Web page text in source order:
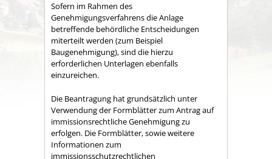
Sofern im Rahmen des
Genehmigungsverfahrens die Anlage
betreffende behördliche Entscheidungen
miterteilt werden (zum Beispiel
Baugenehmigung), sind die hierzu
erforderlichen Unterlagen ebenfalls
einzureichen.
Die Beantragung hat grundsätzlich unter
Verwendung der Formblätter zum Antrag auf
immissionsrechtliche Genehmigung zu
erfolgen. Die Formblätter, sowie weitere
Informationen zum
immissionsschutzrechtlichen